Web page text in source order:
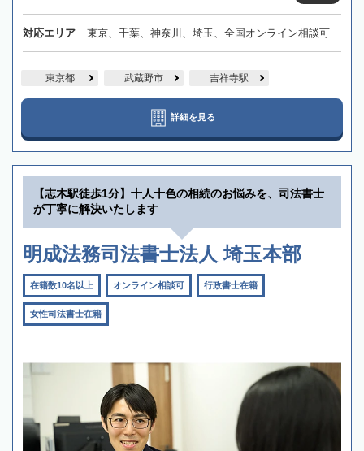
対応エリア 東京、千葉、神奈川、埼玉、全国オンライン相談可
東京都 武蔵野市 吉祥寺駅
詳細を見る
【志木駅徒歩1分】十人十色の相続のお悩みを、司法書士
が丁寧に解決いたします
明成法務司法書士法人 埼玉本部
在籍数10名以上 オンライン相談可 行政書士在籍
女性司法書士在籍